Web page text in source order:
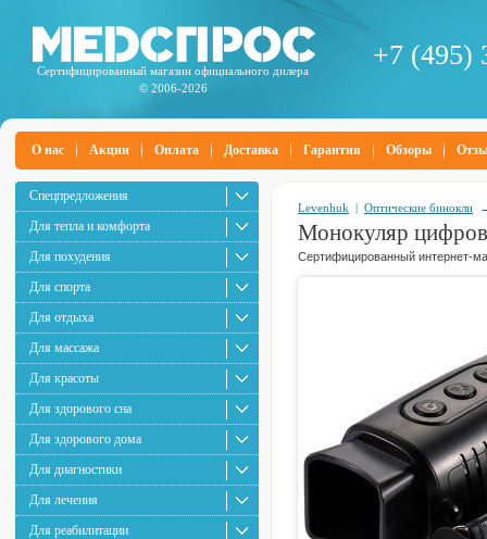
Сертифицированный магазин официального дилера
© 2006-2026
+7 (495)
О нас Акции Оплата Доставка Гарантия Обзоры
Спецпредложения
Для тепла и комфорта
Для похудения
Для спорта
Для отдыха
Для массажа
Для красоты
Для здорового сна
Для здорового дома
Для диагностики
Для лечения
Для реабилитации
Levenhuk | Оптические бинокли
Монокуляр
Сертифицированный интернет-